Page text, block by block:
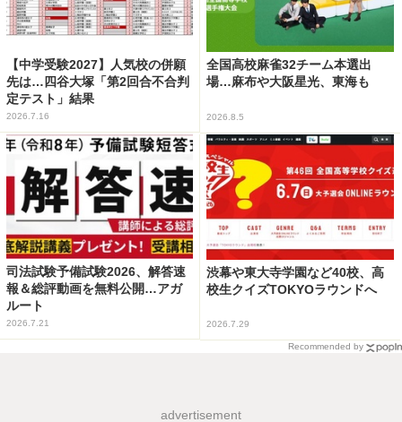
【中学受験2027】人気校の併願
先は…四谷大塚「第2回合不合判
定テスト」結果
2026.7.16
全国高校麻雀32チーム本選出
場…麻布や大阪星光、東海も
2026.8.5
司法試験予備試験2026、解答速
報＆総評動画を無料公開…アガ
ルート
2026.7.21
渋幕や東大寺学園など40校、高
校生クイズTOKYOラウンドへ
2026.7.29
Recommended by
advertisement